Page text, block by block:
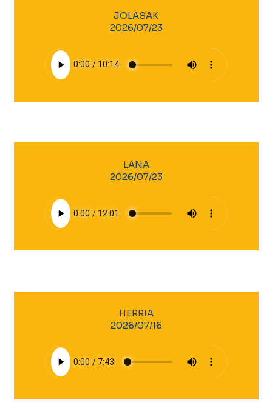
JOLASAK
2026/07/23
LANA
2026/07/23
HERRIA
2026/07/16